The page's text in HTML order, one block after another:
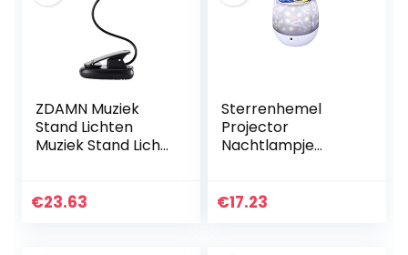
ZDAMN Muziek
Stand Lichten
Muziek Stand Licht
Nachtlampje
€23.63
Sterrenhemel
Projector
Nachtlampje
Dromerige Lucht
€17.23